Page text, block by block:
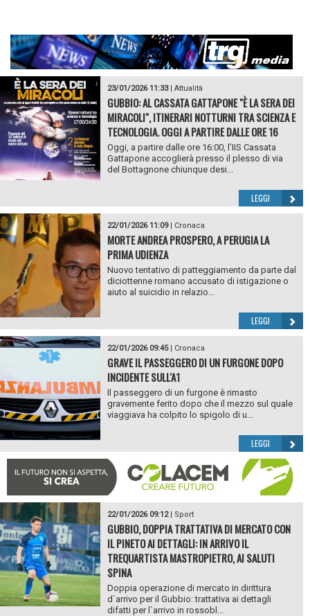
23/01/2026 11:33| Attualità
GUBBIO: AL CASSATA GATTAPONE "È LA SERA DEI
MIRACOLI", ITINERARI NOTTURNI TRA SCIENZA E
TECNOLOGIA. OGGI A PARTIRE DALLE ORE 16
Oggi, a partire dalle ore 16:00, l’IIS Cassata
Gattapone accoglierà presso il plesso di via
del Bottagnone chiunque desi...
LEGGI
22/01/2026 11:09| Cronaca
MORTE ANDREA PROSPERO, A PERUGIA LA
PRIMA UDIENZA
Nuovo tentativo di patteggiamento da parte dal
diciottenne romano accusato di istigazione o
aiuto al suicidio in relazio...
LEGGI
22/01/2026 09:45| Cronaca
GRAVE IL PASSEGGERO DI UN FURGONE DOPO
INCIDENTE SULL'A1
Il passeggero di un furgone è rimasto
gravemente ferito dopo che il mezzo sul quale
viaggiava ha colpito lo spigolo di u...
LEGGI
22/01/2026 09:12| Sport
GUBBIO, DOPPIA TRATTATIVA DI MERCATO CON
IL PINETO AI DETTAGLI: IN ARRIVO IL
TREQUARTISTA MASTROPIETRO, AI SALUTI
SPINA
Doppia operazione di mercato in dirittura
d`arrivo per il Gubbio: trattativa ai dettagli
difatti per l`arrivo in rossobl...